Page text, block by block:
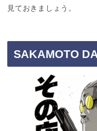
見ておきましょう。
SAKAMOTO